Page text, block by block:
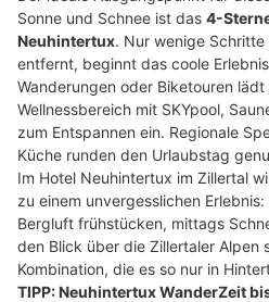
Sonne und Schnee ist das 4-
Neuhintertux. Nur wenige
entfernt, beginnt das coole
Wanderungen oder Biketouren
Wellnessbereich mit SKYpool,
zum Entspannen ein. Regionale
Küche runden den Urlaubstag
Im Hotel Neuhintertux im Zillertal
zu einem unvergesslichen
Bergluft frühstücken, mittags
den Blick über die Zillertaler Alpen
Kombination, die es so nur in
TIPP: Neuhintertux WanderZeit